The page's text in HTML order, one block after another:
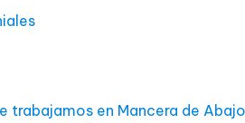
trabajamos en Mancera de Abajo